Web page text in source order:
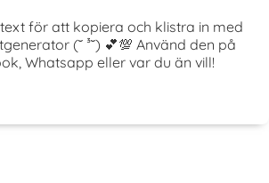
för att kopiera och klistra in med
(˘ ³˘) 💕💯 Använd den på
Whatsapp eller var du än vill!